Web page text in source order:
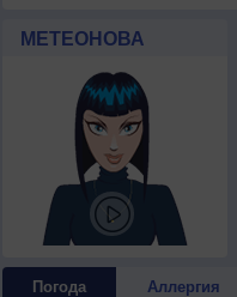
МЕТЕОНОВА
Погода Аллергия